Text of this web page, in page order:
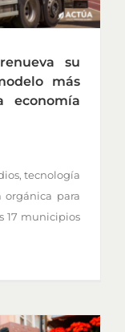
su
más
tecnología
para
17 municipios